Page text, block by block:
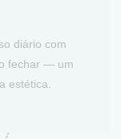
diário com
fechar — um
estética.